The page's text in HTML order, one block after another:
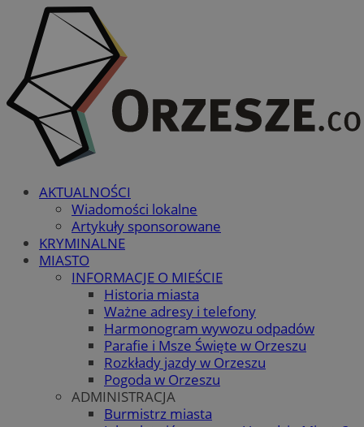
AKTUALNOŚCI
Wiadomości lokalne
Artykuły sponsorowane
KRYMINALNE
MIASTO
INFORMACJE O MIEŚCIE
Historia miasta
Ważne adresy i telefony
Harmonogram wywozu odpadów
Parafie i Msze Święte w Orzeszu
Rozkłady jazdy w Orzeszu
Pogoda w Orzeszu
ADMINISTRACJA
Burmistrz miasta